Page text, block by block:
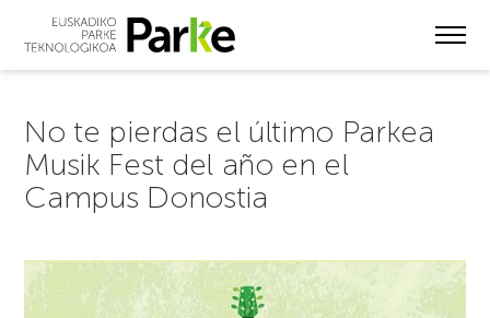
No te pierdas el último Parkea
Musik Fest del año en el
Campus Donostia